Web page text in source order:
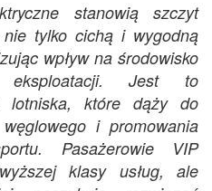
stanowią szczyt
nie tylko cichą i wygodną
wpływ na środowisko
eksploatacji. Jest to
lotniska, które dąży do
i promowania
Pasażerowie VIP
klasy usług, ale